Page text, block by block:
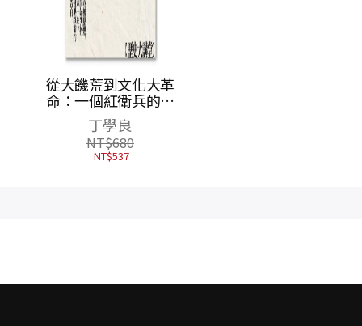
從大饑荒到文化大革
命：一個紅衛兵的告
白
丁學良
NT$680
NT$537